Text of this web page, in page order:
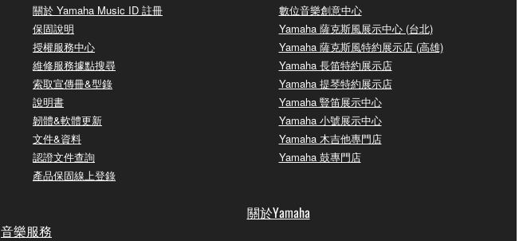
關於 Yamaha Music ID 註冊
保固說明
授權服務中心
維修服務據點搜尋
索取宣傳冊&型錄
說明書
韌體&軟體更新
文件&資料
認證文件查詢
產品保固線上登錄
音樂服務
數位音樂創意中心
Yamaha 薩克斯風展示中心 (台北)
Yamaha 薩克斯風特約展示店 (高雄)
Yamaha 長笛特約展示店
Yamaha 提琴特約展示店
Yamaha 豎笛展示中心
Yamaha 小號展示中心
Yamaha 木吉他專門店
Yamaha 鼓專門店
關於Yamaha